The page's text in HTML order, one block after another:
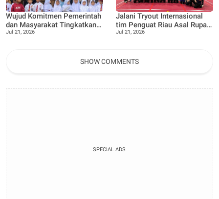
Wujud Komitmen Pemerintah
dan Masyarakat Tingkatkan
Akses Pendidikan, Gedung
Jul 21, 2026
Jalani Tryout Internasional
tim Penguat Riau Asal Rupat
Desa Pangkalan Nyirih,
Jul 21, 2026
SHOW COMMENTS
SPECIAL ADS